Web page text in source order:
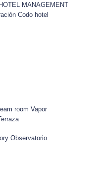
MANAGEMENT
Codo hotel
room Vapor
Observatorio